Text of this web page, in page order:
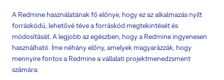
A Redmine használatának fő előnye, hogy ez az alkalmazás nyílt
forráskódú, lehetővé téve a forráskód megtekintését és
módosítását. A legjobb az egészben, hogy a Redmine ingyenesen
használható. Íme néhány előny, amelyek magyarázzák, hogy
mennyire fontos a Redmine a vállalati projektmenedzsment
számára: